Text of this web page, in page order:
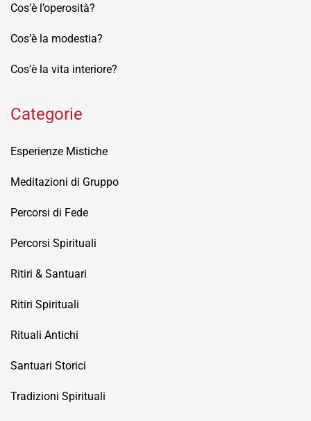
Cos’è l’operosità?
Cos’è la modestia?
Cos’è la vita interiore?
Categorie
Esperienze Mistiche
Meditazioni di Gruppo
Percorsi di Fede
Percorsi Spirituali
Ritiri & Santuari
Ritiri Spirituali
Rituali Antichi
Santuari Storici
Tradizioni Spirituali